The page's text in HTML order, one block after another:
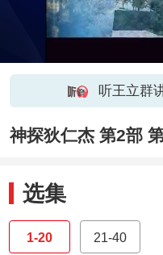
听王立群
神探狄仁杰 第2部
选集
1-20 21-40